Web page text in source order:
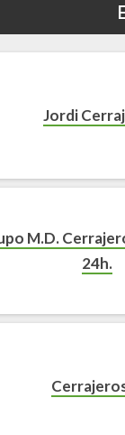
Jordi
M.D.
24h.